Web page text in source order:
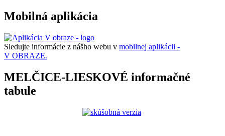
Mobilná aplikácia
Sledujte informácie z nášho webu v mobilnej aplikácii -
V OBRAZE.
MELČICE-LIESKOVÉ informačné
tabule